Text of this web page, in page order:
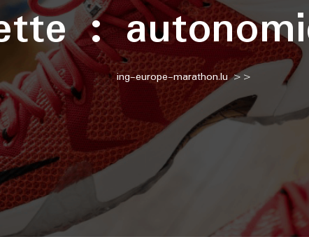
:
ing-europe-marathon.lu>>